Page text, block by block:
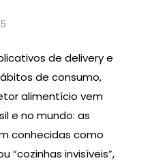
de delivery e
de consumo,
alimentício vem
e no mundo: as
conhecidas como
“cozinhas invisíveis”,